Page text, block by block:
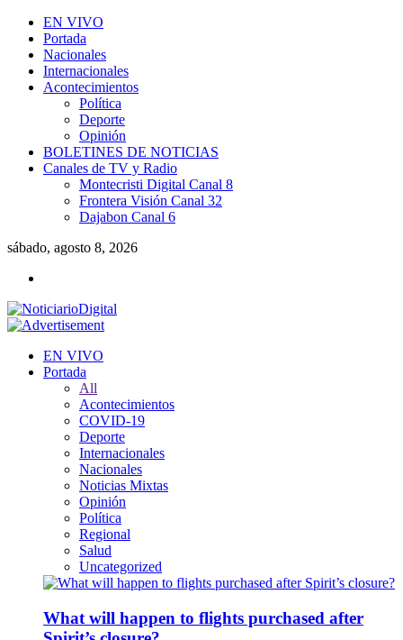
EN VIVO
Portada
Nacionales
Internacionales
Acontecimientos
Política
Deporte
Opinión
BOLETINES DE NOTICIAS
Canales de TV y Radio
Montecristi Digital Canal 8
Frontera Visión Canal 32
Dajabon Canal 6
sábado, agosto 8, 2026
EN VIVO
Portada
All
Acontecimientos
COVID-19
Deporte
Internacionales
Nacionales
Noticias Mixtas
Opinión
Política
Regional
Salud
Uncategorized
What will happen to flights purchased after